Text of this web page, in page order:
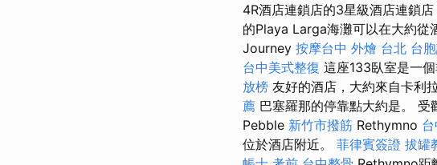
4R酒店連鎖店的3星級酒店連鎖
的Playa Larga海灘可以在大約
Journey 按摩台中 外燴 台北 台
台中美式整復 這座133臥室是一
放榜 友好的酒店，大約來自卡利
薦 巴塞羅那的停靠點大約是。
Pebble 新竹市撥筋 Rethymno
位於酒店附近。 菲律賓簽證 拔罐